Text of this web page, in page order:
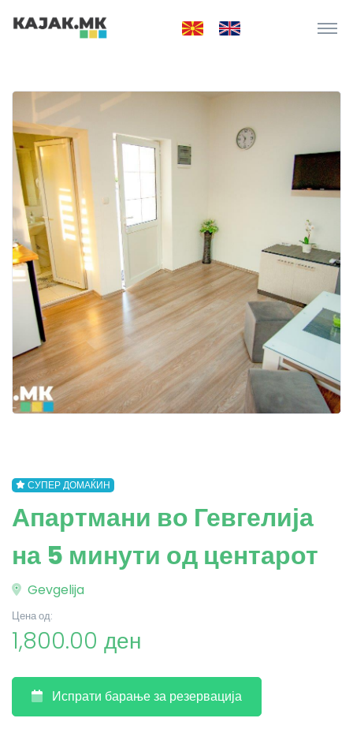
СУПЕР ДОМАЌИН
Апартмани во Гевгелија
на 5 минути од центарот
Gevgelija
Цена од:
1,800.00 ден
Испрати барање за резервација